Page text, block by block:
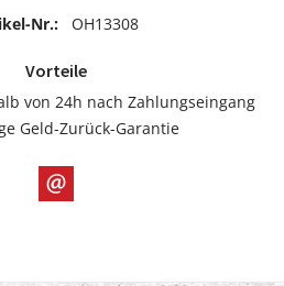
Nr.: OH13308
Vorteile
von 24h nach Zahlungseingang
Geld-Zurück-Garantie